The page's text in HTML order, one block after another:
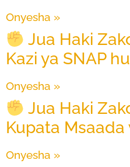
Onyesha »
Jua Haki
Kazi ya SNAP
Onyesha »
Jua Haki
Kupata
Onyesha »